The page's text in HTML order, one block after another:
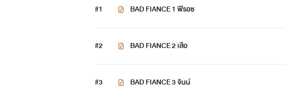
#1 BAD FIANCE 1 ฟีรอซ
#2 BAD FIANCE 2 เสือ
#3 BAD FIANCE 3 จินน์